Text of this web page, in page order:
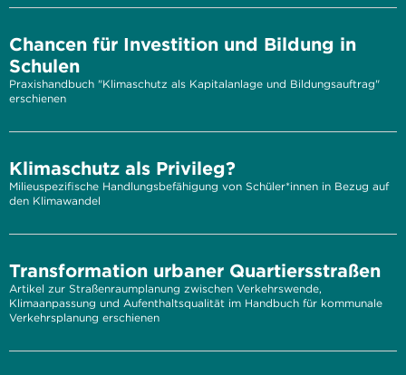
Chancen für Investition und Bildung in
Schulen
Praxishandbuch "Klimaschutz als Kapitalanlage und Bildungsauftrag"
erschienen
Klimaschutz als Privileg?
Milieuspezifische Handlungsbefähigung von Schüler*innen in Bezug auf
den Klimawandel
Transformation urbaner Quartiersstraßen
Artikel zur Straßenraumplanung zwischen Verkehrswende,
Klimaanpassung und Aufenthaltsqualität im Handbuch für kommunale
Verkehrsplanung erschienen